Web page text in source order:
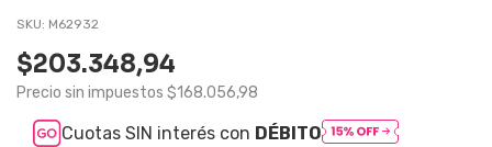
SKU: M62932
$203.348,94
Precio sin impuestos $168.056,98
Cuotas SIN interés con DÉBITO